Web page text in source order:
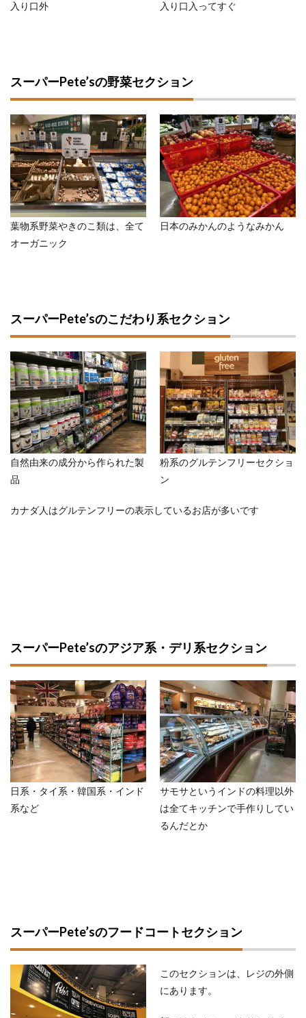
入り口外 入り口入ってすぐ
スーパーPete’sの野菜セクション
葉物系野菜やきのこ類は、全て
オーガニック
日本のみかんのようなみかん
スーパーPete’sのこだわり系セクション
自然由来の成分から作られた製
品
粉系のグルテンフリーセクショ
ン
カナダ人はグルテンフリーの表示しているお店が多いです
スーパーPete’sのアジア系・デリ系セクション
日系・タイ系・韓国系・インド
系など
サモサというインドの料理以外
は全てキッチンで手作りしてい
るんだとか
スーパーPete’sのフードコートセクション
このセクションは、レジの外側
にあります。